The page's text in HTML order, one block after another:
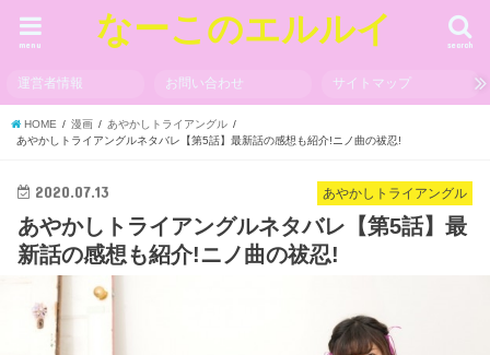
なーこのエルルイ search
menu
運営者情報 お問い合わせ サイトマップ
HOME 漫画
あやかしトライアングル
あやかしトライアングルネタバレ【第5話】最新話の感想も紹介!ニノ曲の祓忍!
あやかしトライアングル
2020.07.13
あやかしトライアングルネタバレ【第5話】最
新話の感想も紹介!ニノ曲の祓忍!